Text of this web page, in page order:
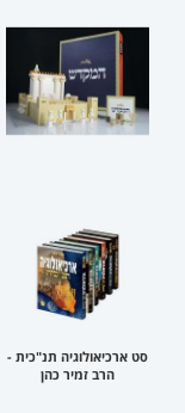
סט ארכיאולוגיה תנ"כית -
הרב זמיר כהן